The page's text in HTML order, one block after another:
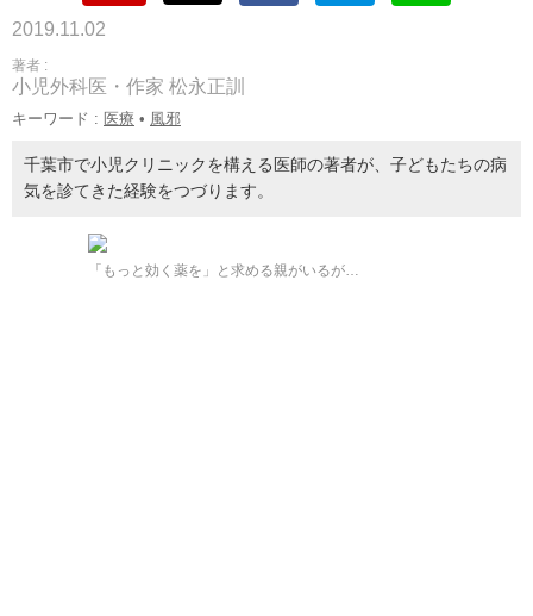
2019.11.02
著者 :
小児外科医・作家 松永正訓
キーワード : 医療 • 風邪
千葉市で小児クリニックを構える医師の著者が、子どもたちの病
気を診てきた経験をつづります。
「もっと効く薬を」と求める親がいるが…